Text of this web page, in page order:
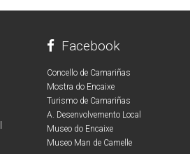
Facebook
Concello de Camariñas
Mostra do Encaixe
Turismo de Camariñas
A. Desenvolvemento Local
Museo do Encaixe
Museo Man de Camelle